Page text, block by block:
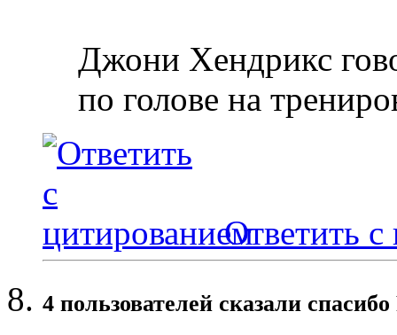
Джони Хендрикс
по голове на
Ответить с
4 пользователей сказали